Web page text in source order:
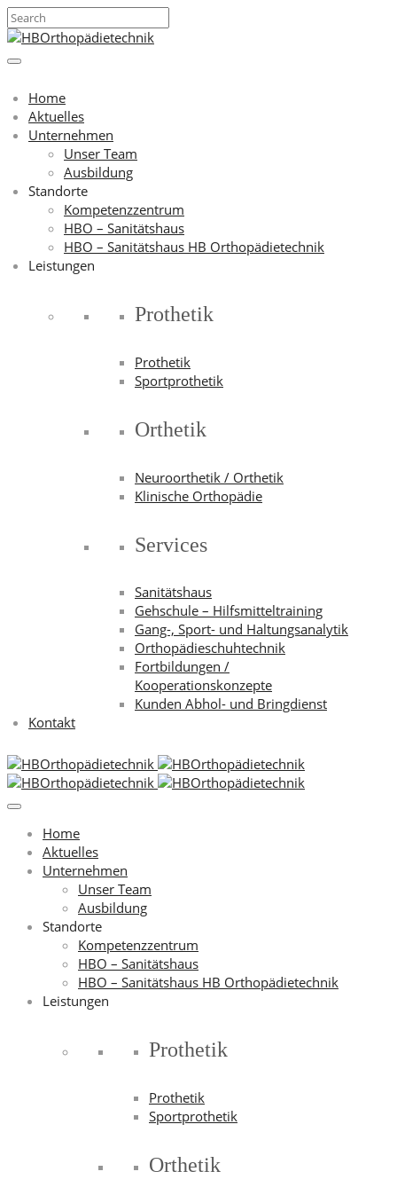
Home
Aktuelles
Unternehmen
Unser Team
Ausbildung
Standorte
Kompetenzzentrum
HBO – Sanitätshaus
HBO – Sanitätshaus HB Orthopädietechnik
Leistungen
Prothetik
Prothetik
Sportprothetik
Orthetik
Neuroorthetik / Orthetik
Klinische Orthopädie
Services
Sanitätshaus
Gehschule – Hilfsmitteltraining
Gang-, Sport- und Haltungsanalytik
Orthopädieschuhtechnik
Fortbildungen /
Kooperationskonzepte
Kunden Abhol- und Bringdienst
Kontakt
Home
Aktuelles
Unternehmen
Unser Team
Ausbildung
Standorte
Kompetenzzentrum
HBO – Sanitätshaus
HBO – Sanitätshaus HB Orthopädietechnik
Leistungen
Prothetik
Prothetik
Sportprothetik
Orthetik